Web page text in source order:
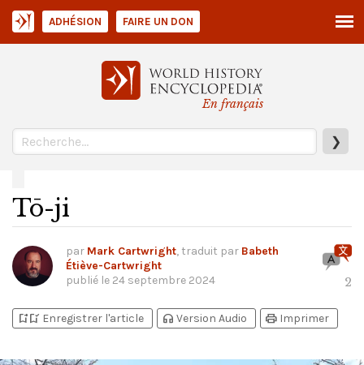
En français
❯
ADHÉSION FAIRE UN DON
Tō-ji
par Mark Cartwright, traduit par Babeth
Étiève-Cartwright
publié le 24 septembre 2024 2
bookmark_addbookmark_added Enregistrer l'article headphones Version Audio print Imprimer